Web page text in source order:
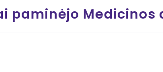
paminėjo